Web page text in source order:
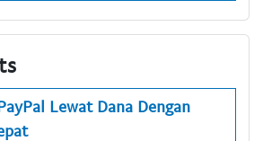
Lewat Dana Dengan